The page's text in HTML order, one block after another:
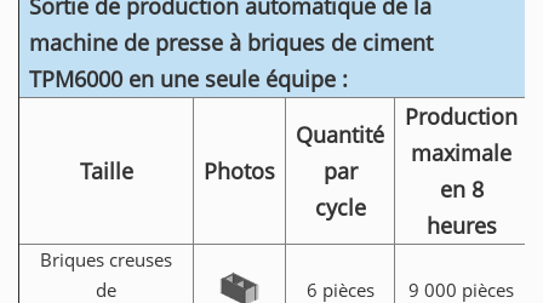
Sortie de production automatique de la
machine de presse à briques de ciment
TPM6000 en une seule équipe :
Taille Photos
Quantité
par
cycle
Production
maximale
en 8
heures
Briques creuses
de
6 pièces 9 000 pièces